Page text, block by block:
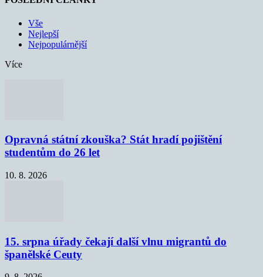
Vše
Nejlepší
Nejpopulárnější
Více
Opravná státní zkouška? Stát hradí pojištění
studentům do 26 let
10. 8. 2026
15. srpna úřady čekají další vlnu migrantů do
španělské Ceuty